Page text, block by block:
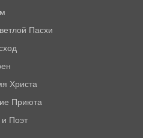
Пасхи
Христа
Приюта
и Поэт